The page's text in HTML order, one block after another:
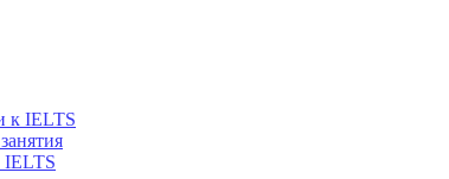
к IELTS
IELTS